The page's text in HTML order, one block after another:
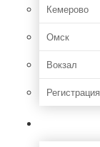
Кемерово
Омск
Вокзал
Регистрация